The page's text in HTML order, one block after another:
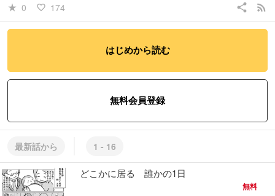
star_rate 0 favorite_border 174 share rss_feed
はじめから読む
無料会員登録
最新話から 1 - 16
どこかに居る 誰かの1日
無料